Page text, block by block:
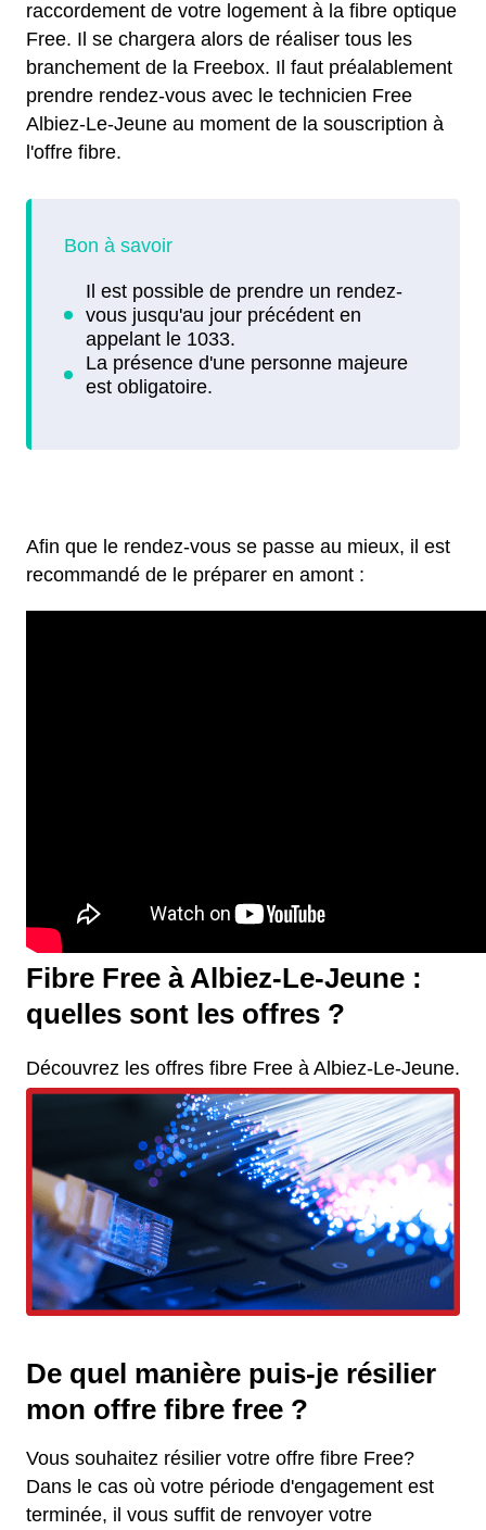
raccordement de votre logement à la fibre optique
Free. Il se chargera alors de réaliser tous les
branchement de la Freebox. Il faut préalablement
prendre rendez-vous avec le technicien Free
Albiez-Le-Jeune au moment de la souscription à
l'offre fibre.
Afin que le rendez-vous se passe au mieux, il est
recommandé de le préparer en amont :
Fibre Free à Albiez-Le-Jeune :
quelles sont les offres ?
Découvrez les offres fibre Free à Albiez-Le-Jeune.
De quel manière puis-je résilier
mon offre fibre free ?
Vous souhaitez résilier votre offre fibre Free?
Dans le cas où votre période d'engagement est
terminée, il vous suffit de renvoyer votre